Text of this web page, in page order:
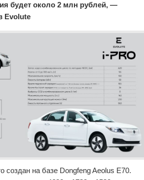
будет около 2 млн рублей, —
Evolute
создан на базе Dongfeng Aeolus E70.